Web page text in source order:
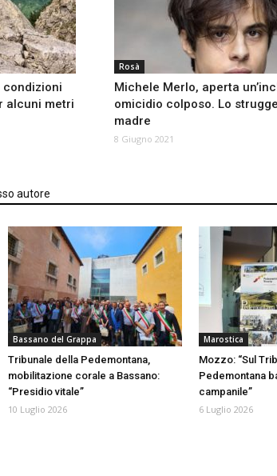
condizioni
alcuni metri
Rosà
Michele Merlo, aperta
omicidio colposo. Lo
madre
8 Giugno 2021
autore
Bassano del Grappa
Tribunale della Pedemontana,
mobilitazione corale a Bassano:
“Presidio vitale”
10 Luglio 2026
Marostica
Mozzo: “Sul
Pedemontana
campanile”
6 Luglio 2026